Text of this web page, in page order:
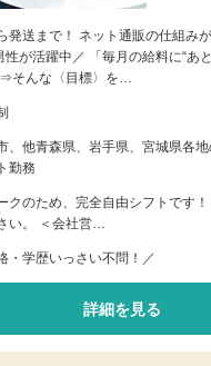
発送まで！ ネット通販の仕組み
が活躍中／ 「毎月の給料に“あ
⇒そんな〈目標〉を…
、他青森県、岩手県、宮城県各
勤務
クのため、完全自由シフトです
い。 ＜会社営…
・学歴いっさい不問！／
詳細を見る